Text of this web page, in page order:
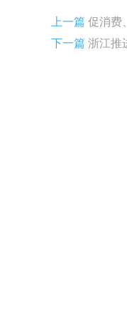
上一篇 促消费
下一篇 浙江推